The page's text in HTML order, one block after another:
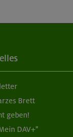
Brett
geben!
DAV+"